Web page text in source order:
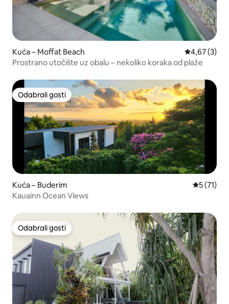
Kuća – Moffat Beach Prosječna
4,67 (3)
Prostrano utočište uz obalu – nekoliko koraka od plaže
Odabrali gosti
Odabrali gosti
Kuća – Buderim Prosječna
5 (71)
Kauainn Ocean Views
Odabrali gosti
Odabrali gosti